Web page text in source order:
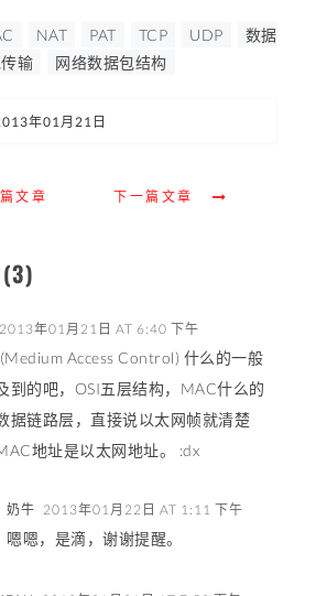
NAT PAT TCP UDP
数据
输 网络数据包结构
年01月21日
文章 下一篇文章
(3)
2013年01月21日 AT 6:40 下午
Access Control) 什么的一般
到的吧，OSI五层结构，MAC什么的
据链路层，直接说以太网帧就清楚
地址是以太网地址。 :dx
奶牛 2013年01月22日 AT 1:11 下午
嗯嗯，是滴，谢谢提醒。